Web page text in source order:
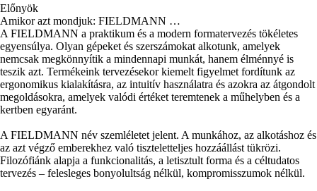
Előnyök
Amikor azt mondjuk: FIELDMANN …
A FIELDMANN a praktikum és a modern formatervezés tökéletes
egyensúlya. Olyan gépeket és szerszámokat alkotunk, amelyek
nemcsak megkönnyítik a mindennapi munkát, hanem élménnyé is
teszik azt. Termékeink tervezésekor kiemelt figyelmet fordítunk az
ergonomikus kialakításra, az intuitív használatra és azokra az átgondolt
megoldásokra, amelyek valódi értéket teremtenek a műhelyben és a
kertben egyaránt.
A FIELDMANN név szemléletet jelent. A munkához, az alkotáshoz és
az azt végző emberekhez való tiszteletteljes hozzáállást tükrözi.
Filozófiánk alapja a funkcionalitás, a letisztult forma és a céltudatos
tervezés – felesleges bonyolultság nélkül, kompromisszumok nélkül.